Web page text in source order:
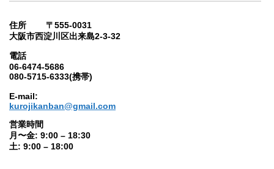
住所 〒555-0031
大阪市西淀川区出来島2-3-32
電話
06-6474-5686
080-5715-6333(携帯)
E-mail:
kurojikanban@gmail.com
営業時間
月〜金: 9:00 – 18:30
土: 9:00 – 18:00